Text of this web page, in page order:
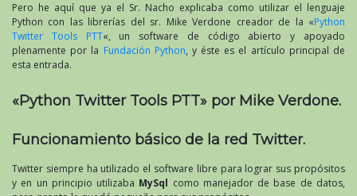
Pero he aquí que ya el Sr. Nacho explicaba como utilizar el lenguaje
Python con las librerías del sr. Mike Verdone creador de la «Python
Twitter Tools PTT«, un software de código abierto y apoyado
plenamente por la Fundación Python, y éste es el artículo principal de
esta entrada.
«Python Twitter Tools PTT» por Mike Verdone.
Funcionamiento básico de la red Twitter.
Twitter siempre ha utilizado el software libre para lograr sus propósitos
y en un principio utilizaba MySql como manejador de base de datos,